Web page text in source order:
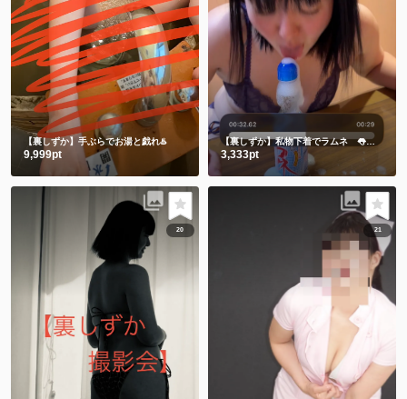
【裏しずか】手ぶらでお湯と戯れ♨️
9,999pt
【裏しずか】私物下着でラムネ 👅舌でお迎え👅
3,333pt
20 21